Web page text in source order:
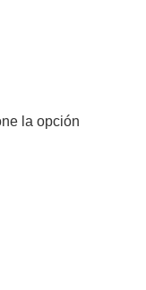
la opción